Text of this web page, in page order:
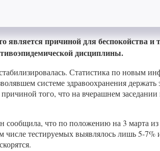
причиной для беспокойства и
дисциплины.
Статистика по новым
системе здравоохранения
того, что на вчерашнем
что по положению на 3 марта из
числе тестируемых выявлялось лишь 5-